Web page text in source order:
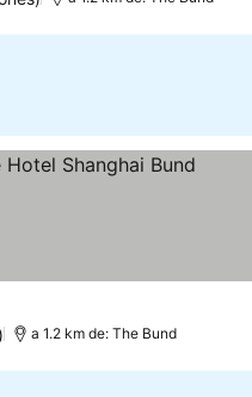
a 1.2 km de: The Bund